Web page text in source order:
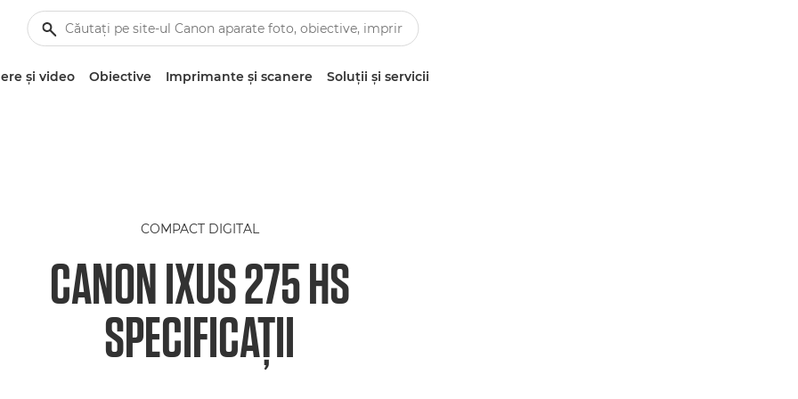
şi video Obiective Imprimante şi scanere Soluţii şi servicii
COMPACT DIGITAL
CANON IXUS 275 HS
SPECIFICAŢII